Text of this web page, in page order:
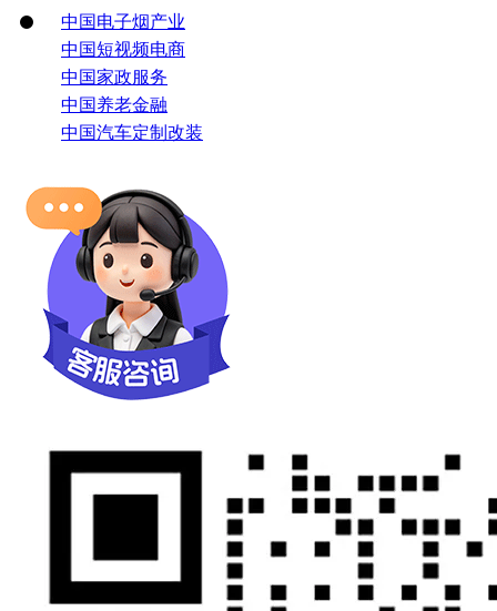
中国电子烟产业
中国短视频电商
中国家政服务
中国养老金融
中国汽车定制改装